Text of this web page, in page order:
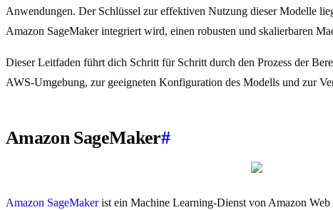
Anwendungen. Der Schlüssel zur effektiven Nutzung dieser Modelle
Amazon SageMaker integriert wird, einen robusten und skalierbaren
Dieser Leitfaden führt dich Schritt für Schritt durch den Prozess der
AWS-Umgebung, zur geeigneten Konfiguration des Modells und zur
Amazon SageMaker#
Amazon SageMakerist ein Machine Learning-Dienst von Amazon Web